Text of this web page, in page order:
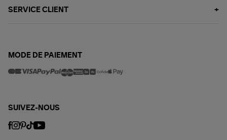
SERVICE CLIENT
MODE DE PAIEMENT
SUIVEZ-NOUS